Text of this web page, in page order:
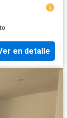
en detalle